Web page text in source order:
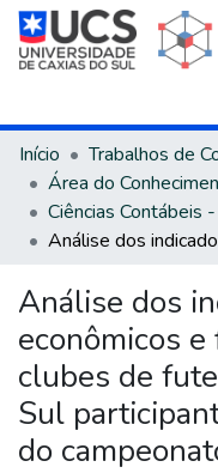
Início
Análise dos
econômicos
clubes de
Sul
do